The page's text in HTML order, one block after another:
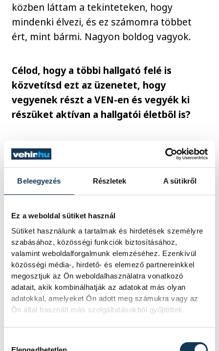
Beleegyezés Részletek A sütikről
Ez a weboldal sütiket használ
Sütiket használunk a tartalmak és hirdetések személyre
szabásához, közösségi funkciók biztosításához,
valamint weboldalforgalmunk elemzéséhez. Ezenkívül
közösségi média-, hirdető- és elemező partnereinkkel
megosztjuk az Ön weboldalhasználatra vonatkozó
adatait, akik kombinálhatják az adatokat más olyan
adatokkal, amelyeket Ön adott meg számukra vagy az
Ön által használt más szolgáltatásokból gyűjtöttek.
közben láttam a tekinteteken, hogy
mindenki élvezi, és ez számomra többet
ért, mint bármi. Nagyon boldog vagyok.
Célod, hogy a többi hallgató felé is
közvetítsd ezt az üzenetet, hogy
vegyenek részt a VEN-en és vegyék ki
részüket aktívan a hallgatói életből is?
Mindenképpen. A korábbi diákrektorok is
ajánlották, hogy valamilyen úton-módon
próbáljuk megerősíteni a VEN
hagyományát. Hál istennek ez a VEN
előző, és erősödik a hagyomány: megint a
B épületben volt a gálaműsor, és mi is
próbáljuk inspirálni a jövő VENerációit,
hogy vegyenek részt az egyetemi napokon,
mert egy felejthetetlen élményt tud adni.
Gondolom, te az egyetemi évekről sem
úgy gondolkodsz, hogy csak a tanulás